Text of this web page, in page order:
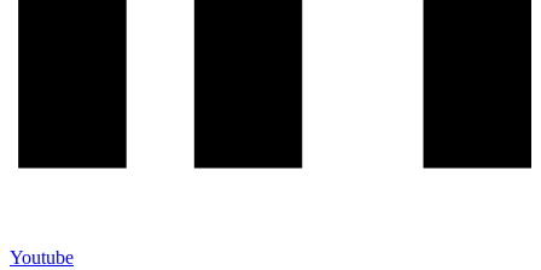
Youtube